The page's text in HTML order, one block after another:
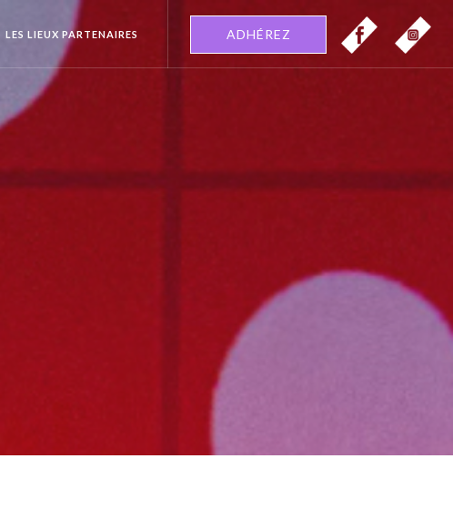
LES LIEUX PARTENAIRES ADHÉREZ